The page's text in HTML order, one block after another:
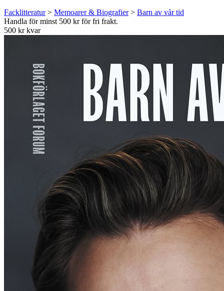
Facklitteratur> Memoarer & Biografier> Barn av vår tid
Handla för minst 500 kr för fri frakt.
500 kr kvar